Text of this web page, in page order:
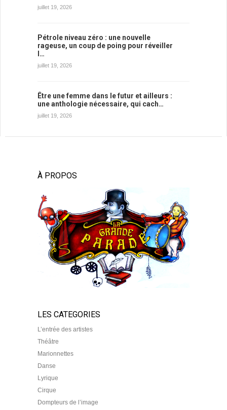
juillet 19, 2026
Pétrole niveau zéro : une nouvelle
rageuse, un coup de poing pour réveiller
l…
juillet 19, 2026
Être une femme dans le futur et ailleurs :
une anthologie nécessaire, qui cach…
juillet 19, 2026
À PROPOS
LES CATEGORIES
L’entrée des artistes
Théâtre
Marionnettes
Danse
Lyrique
Cirque
Dompteurs de l’image